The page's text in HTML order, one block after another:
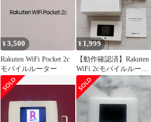
¥3,500
Rakuten WiFi Pocket 2c
モバイルルーター
¥ 1,999
【動作確認済】Rakuten
WiFi 2cモバイルルータ
ー 付属品完備